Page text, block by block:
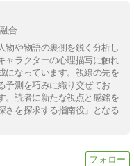
合
物や物語の裏側を鋭く分析し
ャラクターの心理描写に触れ
になっています。視線の先を
予測を巧みに織り交ぜてお
。読者に新たな視点と感銘を
さを探求する指南役」となる